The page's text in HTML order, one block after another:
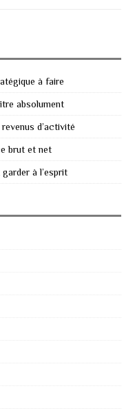
à faire
absolument
d’activité
brut et net
à l’esprit